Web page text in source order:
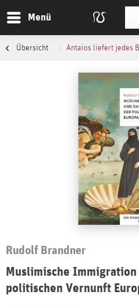
Menü
Übersicht Antaios liefert jedes
Rudolf Brandner
Muslimische Immigration
politischen Vernunft